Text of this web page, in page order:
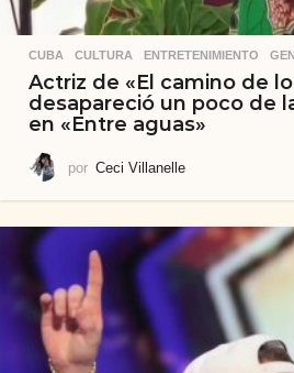
CUBA ,CULTURA ,ENTRETENIMIENTO ,
Actriz de «El camino de
desapareció un poco de
en «Entre aguas»
por Ceci Villanelle